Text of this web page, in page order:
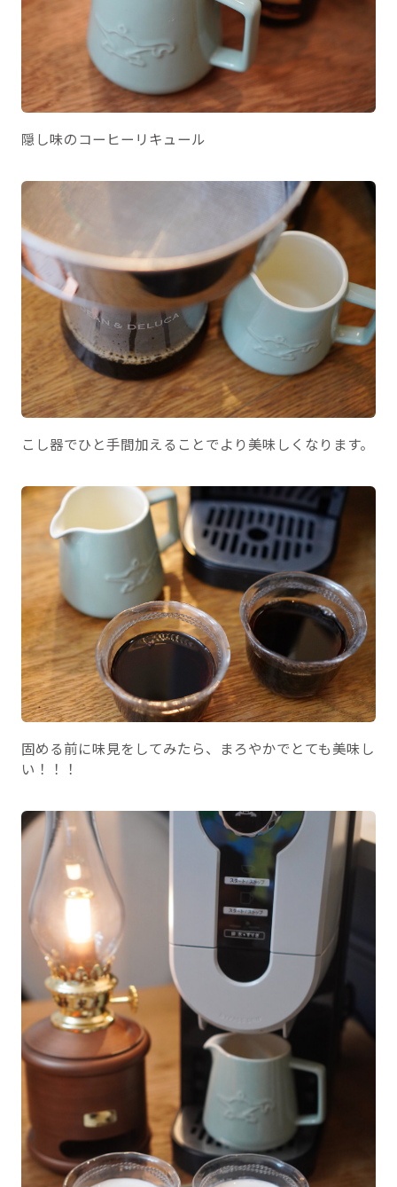
隠し味のコーヒーリキュール
こし器でひと手間加えることでより美味しくなります。
固める前に味見をしてみたら、まろやかでとても美味し
い！！！